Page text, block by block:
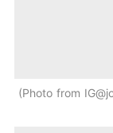
Photo from